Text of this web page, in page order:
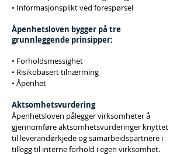
• Informasjonsplikt ved forespørsel
Åpenhetsloven bygger på tre
grunnleggende prinsipper:
• Forholdsmessighet
• Risikobasert tilnærming
• Åpenhet
Aktsomhetsvurdering
Åpenhetsloven pålegger virksomheter å
gjennomføre aktsomhetsvurderinger knyttet
til leverandørkjede og samarbeidspartnere i
tillegg til interne forhold i egen virksomhet.